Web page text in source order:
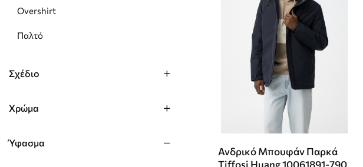
Overshirt
Παλτό
Σχέδιο
Χρώμα
Ύφασμα
Ανδρικό Μπουφάν Παρκά
Tiffosi Huang 10061891-790